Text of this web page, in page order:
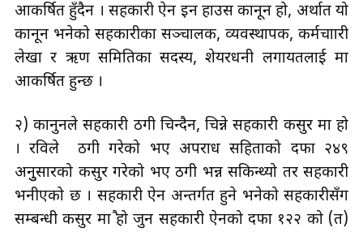
आकर्षित हुँदैन । सहकारी ऐन इन हाउस कानून हो, अर्थात यो
कानून भनेको सहकारीका सञ्चालक, व्यवस्थापक, कर्मचाारी
लेखा र ऋण समितिका सदस्य, शेयरधनी लगायतलाई मात्र
आकर्षित हुन्छ ।
२) कानुनले सहकारी ठगी चिन्दैन, चिन्ने सहकारी कसुर मात्र हो
। रविले ठगी गरेको भए अपराध सहिताको दफा २४९
अनुुसारको कसुर गरेको भए ठगी भन्न सकिन्थ्यो तर सहकारी
भनीएको छ । सहकारी ऐन अन्तर्गत हुने भनेको सहकारीसँग
सम्बन्धी कसुर मात्रै हो जुन सहकारी ऐनको दफा १२२ को (त)